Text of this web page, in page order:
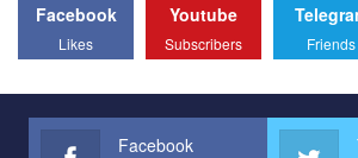
All you have to do is to press "Like" below the
Эмоционально сильный ролик от команды
представляющий программу развития
Facebook
Likes
Youtube
Subscribers Friends
Facebook